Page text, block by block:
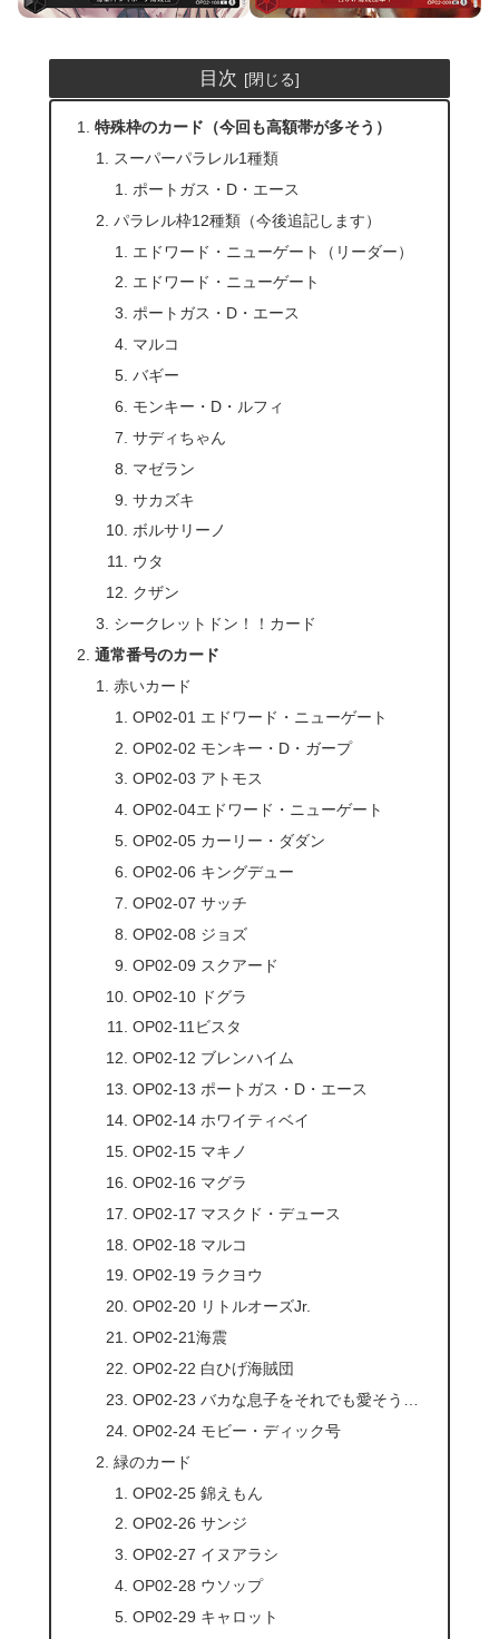
目次
特殊枠のカード（今回も高額帯が多そう）
スーパーパラレル1種類
ポートガス・D・エース
パラレル枠12種類（今後追記します）
エドワード・ニューゲート（リーダー）
エドワード・ニューゲート
ポートガス・D・エース
マルコ
バギー
モンキー・D・ルフィ
サディちゃん
マゼラン
サカズキ
ボルサリーノ
ウタ
クザン
シークレットドン！！カード
通常番号のカード
赤いカード
OP02-01 エドワード・ニューゲート
OP02-02 モンキー・D・ガープ
OP02-03 アトモス
OP02-04エドワード・ニューゲート
OP02-05 カーリー・ダダン
OP02-06 キングデュー
OP02-07 サッチ
OP02-08 ジョズ
OP02-09 スクアード
OP02-10 ドグラ
OP02-11ビスタ
OP02-12 ブレンハイム
OP02-13 ポートガス・D・エース
OP02-14 ホワイティベイ
OP02-15 マキノ
OP02-16 マグラ
OP02-17 マスクド・デュース
OP02-18 マルコ
OP02-19 ラクヨウ
OP02-20 リトルオーズJr.
OP02-21海震
OP02-22 白ひげ海賊団
OP02-23 バカな息子をそれでも愛そう…
OP02-24 モビー・ディック号
緑のカード
OP02-25 錦えもん
OP02-26 サンジ
OP02-27 イヌアラシ
OP02-28 ウソップ
OP02-29 キャロット